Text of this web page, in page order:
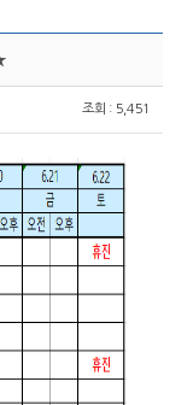
조회 : 5,451